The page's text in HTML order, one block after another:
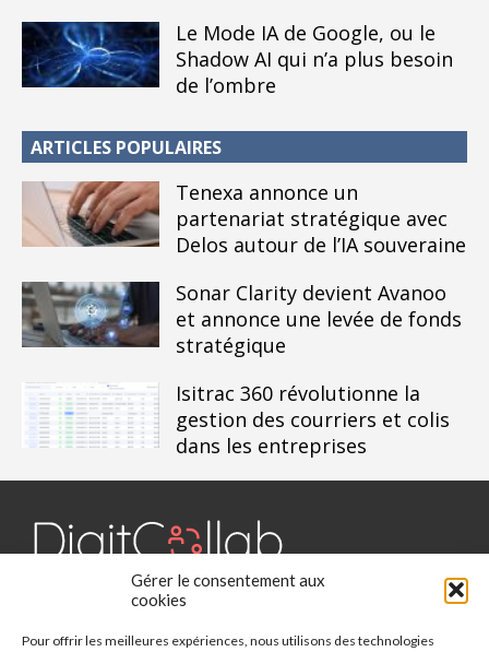
Gérer le consentement aux
cookies
Pour offrir les meilleures expériences, nous utilisons des technologies
Le Mode IA de Google, ou le
Shadow AI qui n’a plus besoin
de l’ombre
ARTICLES POPULAIRES
Tenexa annonce un
partenariat stratégique avec
Delos autour de l’IA souveraine
Sonar Clarity devient Avanoo
et annonce une levée de fonds
stratégique
Isitrac 360 révolutionne la
gestion des courriers et colis
dans les entreprises
Digit Collab est un média dédié aux outils collaboratifs, retrouvez
des études, des évènements, des livres blancs et les nominations